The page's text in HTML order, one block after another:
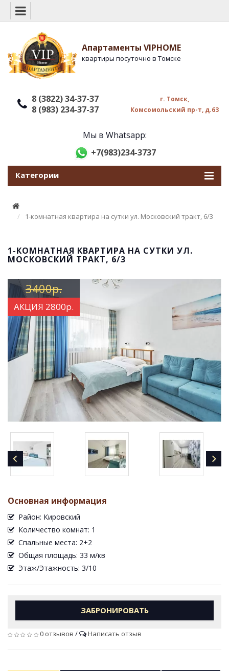
Апартаменты VIPHOME
квартиры посуточно в Томске
8 (3822) 34-37-37
8 (983) 234-37-37
г. Томск,
Комсомольский пр-т, д.63
Мы в Whatsapp:
+7(983)234-3737
Категории
1-комнатная квартира на сутки ул. Московский тракт, 6/3
1-КОМНАТНАЯ КВАРТИРА НА СУТКИ УЛ.
МОСКОВСКИЙ ТРАКТ, 6/3
3400р.
АКЦИЯ 2800р.
Основная информация
Район: Кировский
Количество комнат: 1
Спальные места: 2+2
Общая площадь: 33 м/кв
Этаж/Этажность: 3/10
ЗАБРОНИРОВАТЬ
0 отзывов / Написать отзыв